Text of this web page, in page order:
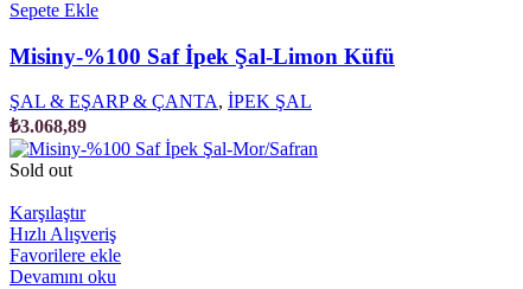
Sepete Ekle
Misiny-%100 Saf İpek Şal-Limon Küfü
ŞAL & EŞARP & ÇANTA, İPEK ŞAL
₺3.068,89
Sold out
Karşılaştır
Hızlı Alışveriş
Favorilere ekle
Devamını oku